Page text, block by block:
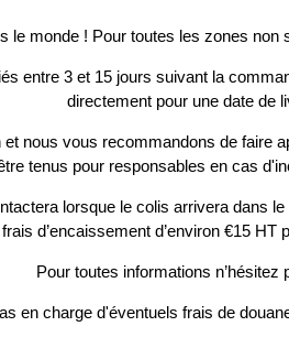
le monde ! Pour toutes les zones
entre 3 et 15 jours suivant la
directement pour une date de
nous vous recommandons de faire
tenus pour responsables en cas
lorsque le colis arrivera dans
d’encaissement d’environ €15 HT
Pour toutes informations n’hésitez
en charge d'éventuels frais de